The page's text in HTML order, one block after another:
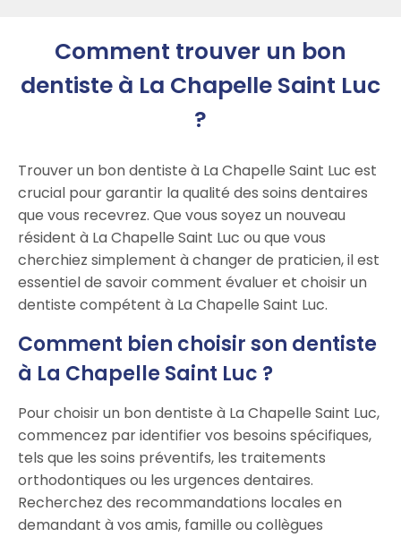
Comment trouver un bon
dentiste à La Chapelle Saint Luc
?
Trouver un bon dentiste à La Chapelle Saint Luc est
crucial pour garantir la qualité des soins dentaires
que vous recevrez. Que vous soyez un nouveau
résident à La Chapelle Saint Luc ou que vous
cherchiez simplement à changer de praticien, il est
essentiel de savoir comment évaluer et choisir un
dentiste compétent à La Chapelle Saint Luc.
Comment bien choisir son dentiste
à La Chapelle Saint Luc ?
Pour choisir un bon dentiste à La Chapelle Saint Luc,
commencez par identifier vos besoins spécifiques,
tels que les soins préventifs, les traitements
orthodontiques ou les urgences dentaires.
Recherchez des recommandations locales en
demandant à vos amis, famille ou collègues